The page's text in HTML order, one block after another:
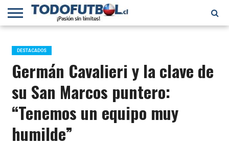
PRIMERA
B
SELECCIÓN
CHILENA
CHILENOS
EN EL
MUNDO
FÚTBOL
INTERNACIONAL
DESTACADOS
Germán Cavalieri y la clave de
su San Marcos puntero:
“Tenemos un equipo muy
humilde”